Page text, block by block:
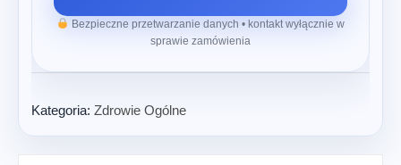
Bezpieczne przetwarzanie danych • kontakt wyłącznie w
sprawie zamówienia
Kategoria: Zdrowie Ogólne